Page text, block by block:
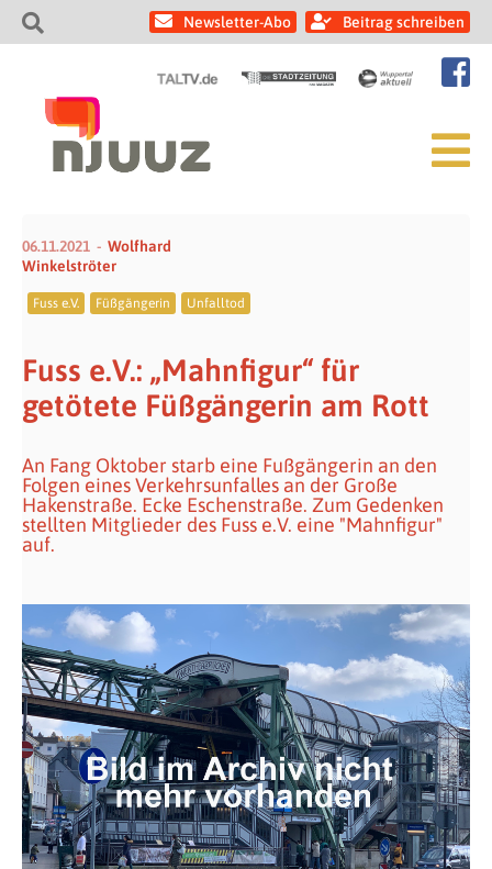
Newsletter-Abo Beitrag schreiben
06.11.2021
Wolfhard
Winkelströter
Fuss e.V. Füßgängerin Unfalltod
Fuss e.V.: „Mahnfigur“ für
getötete Füßgängerin am Rott
An Fang Oktober starb eine Fußgängerin an den
Folgen eines Verkehrsunfalles an der Große
Hakenstraße. Ecke Eschenstraße. Zum Gedenken
stellten Mitglieder des Fuss e.V. eine "Mahnfigur"
auf.